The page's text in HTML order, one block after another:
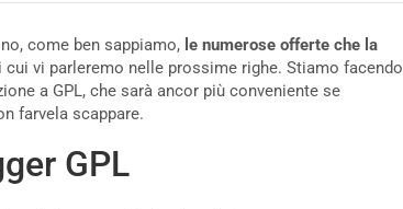
come ben sappiamo, le numerose offerte che la
cui vi parleremo nelle prossime righe. Stiamo facendo
a GPL, che sarà ancor più conveniente se
farvela scappare.
GPL